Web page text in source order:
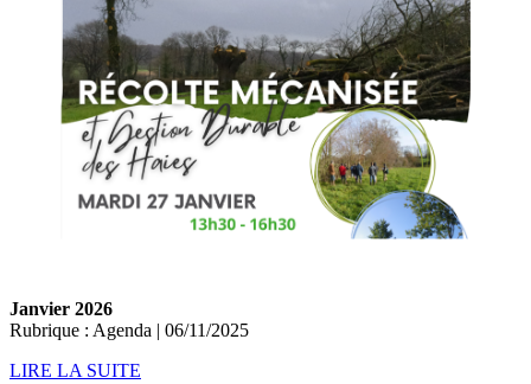
Janvier 2026
Rubrique : Agenda | 06/11/2025
LIRE LA SUITE